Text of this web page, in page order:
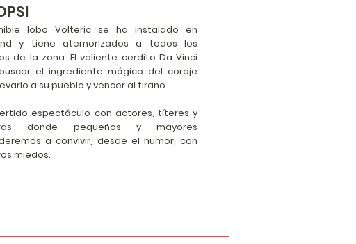
lobo Volteric se ha instalado en
y tiene atemorizados a todos los
de la zona. El valiente cerdito Da Vinci
el ingrediente mágico del coraje
a su pueblo y vencer al tirano.
espectáculo con actores, títeres y
donde pequeños y mayores
a convivir, desde el humor, con
miedos.